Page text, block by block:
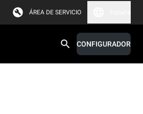
ÁREA DE SERVICIO
CONFIGURADOR